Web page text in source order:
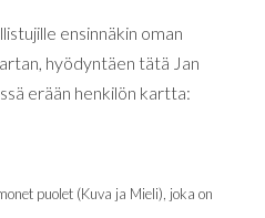
ensinnäkin oman
hyödyntäen tätä Jan
erään henkilön kartta:
puolet (Kuva ja Mieli), joka on